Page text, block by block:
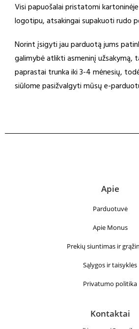
Visi papuošalai pristatomi
logotipu, atsakingai supakuoti rudo
Norint įsigyti jau parduotą jums
galimybė atlikti asmeninį užsakymą,
paprastai trunka iki 3-4 mėnesių,
siūlome pasižvalgyti mūsų e-
Apie
Parduotuvė
Apie Monus
Prekių siuntimas ir
Sąlygos ir taisyklės
Privatumo politika
Kontaktai